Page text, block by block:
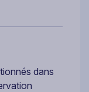
dans